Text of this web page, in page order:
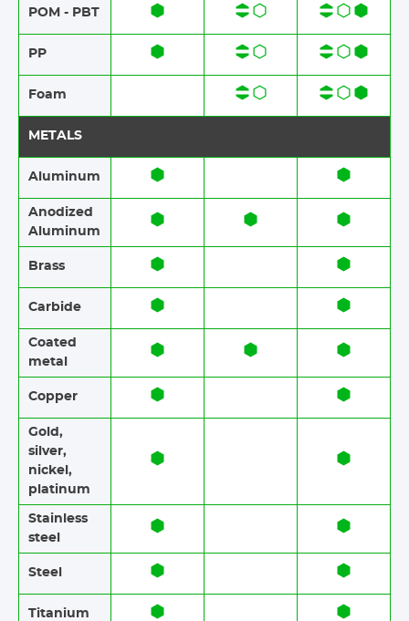
POM - PBT
PP
Foam​​
METALS
Aluminum
Anodized
Aluminum​​
Brass​​
Carbide
Coated
metal
Copper
Gold,
silver,
nickel,
platinum
Stainless
steel​​
Steel
Titanium